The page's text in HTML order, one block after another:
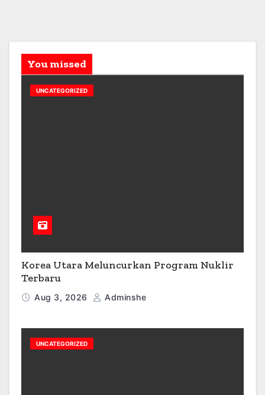
You missed
UNCATEGORIZED
Korea Utara Meluncurkan Program Nuklir
Terbaru
Aug 3, 2026 Adminshe
UNCATEGORIZED